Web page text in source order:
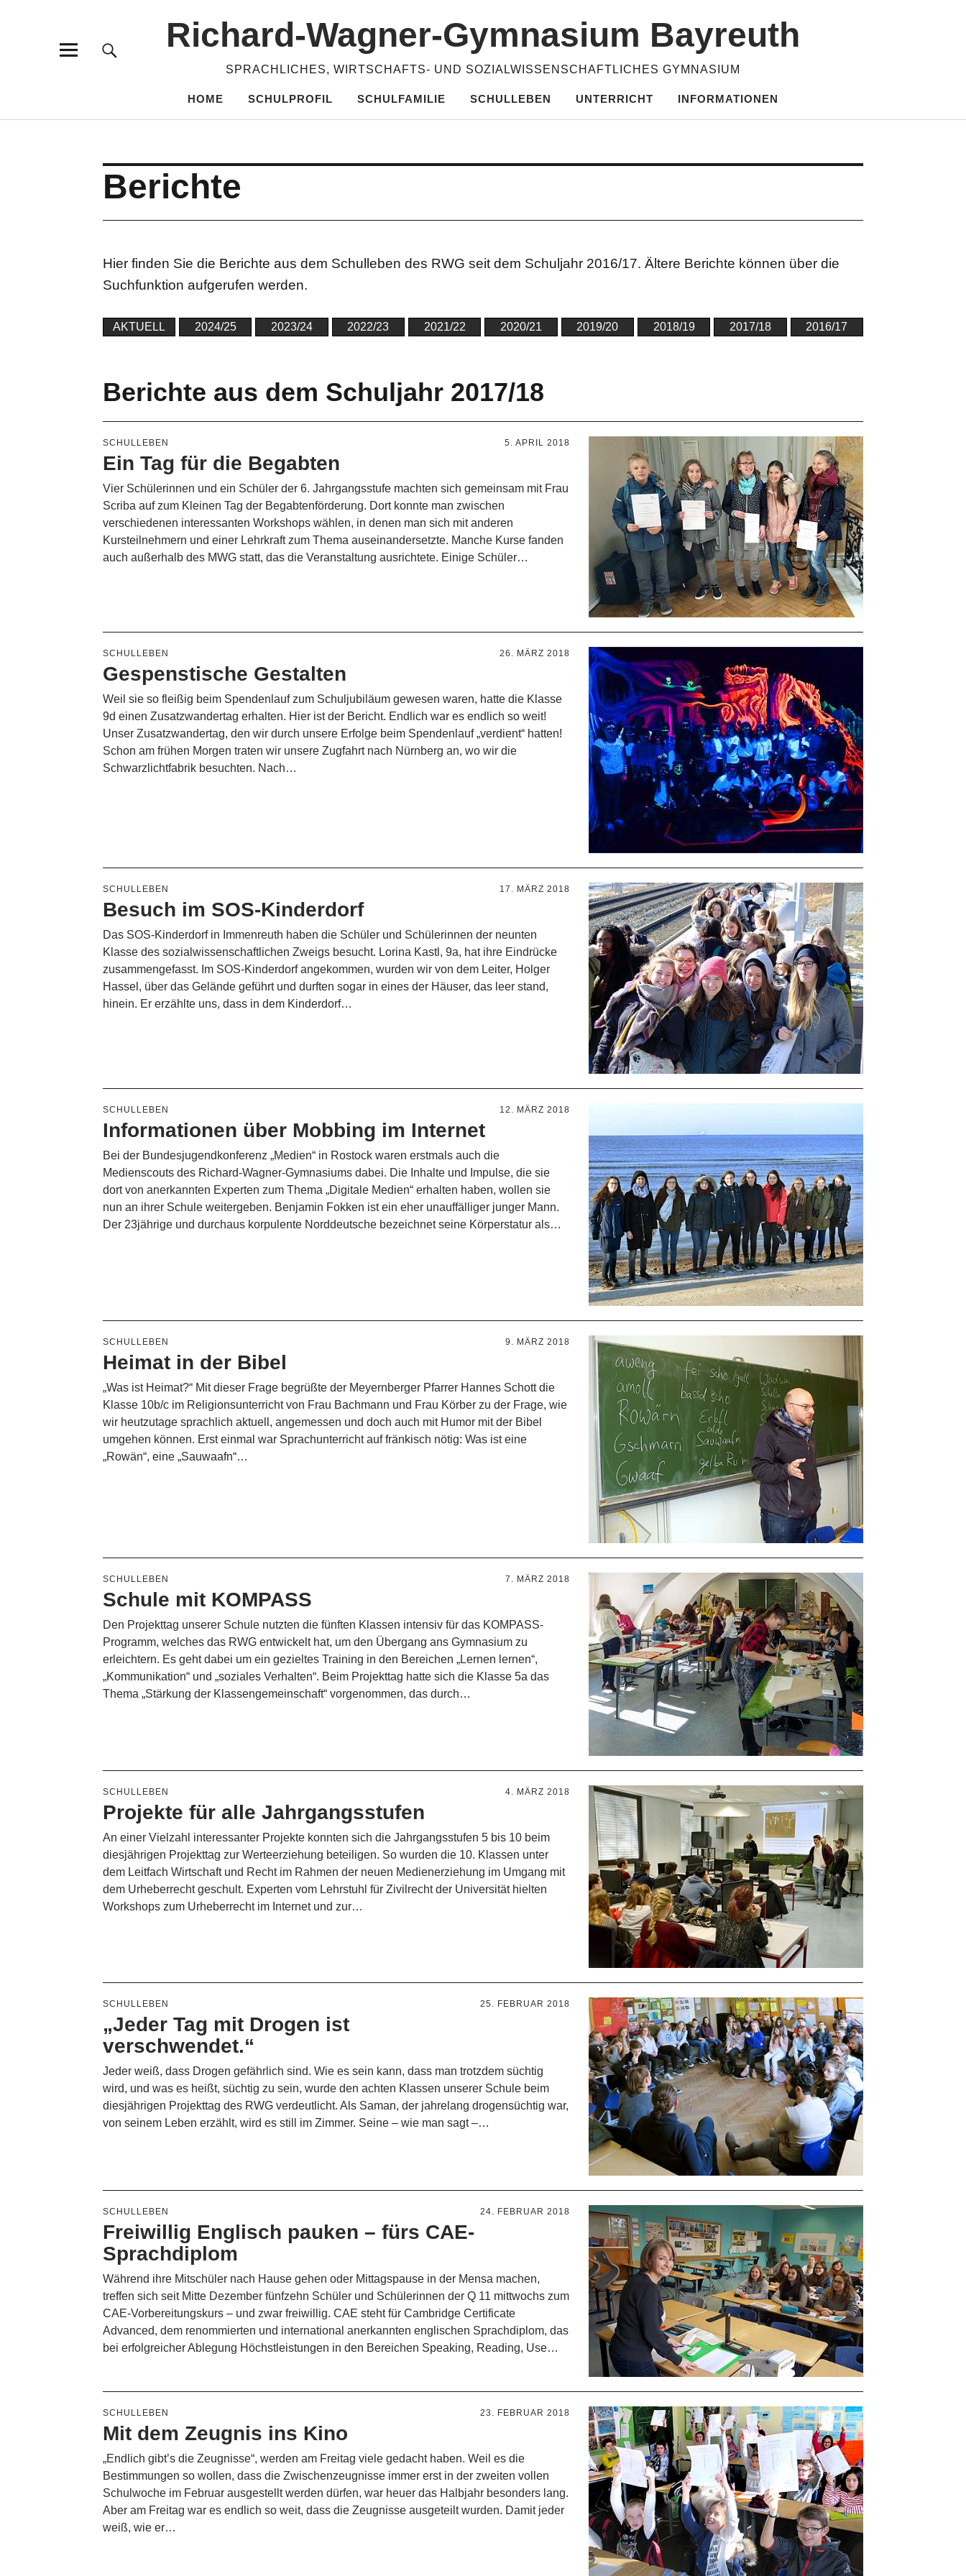
Richard-​​Wagner-​​Gymnasium Bayreuth
SPRACHLICHES, WIRTSCHAFTS- UND SOZIALWISSENSCHAFTLICHES GYMNASIUM
HOME SCHULPROFIL SCHULFAMILIE SCHULLEBEN UNTERRICHT INFORMATIONEN
Berichte
Hier finden Sie die Berichte aus dem Schulleben des RWG seit dem Schuljahr 2016/17. Ältere Berichte können über die
Suchfunktion aufgerufen werden.
AKTUELL 2024/25 2023/24 2022/23 2021/22 2020/21 2019/20 2018/19 2017/18 2016/17
Berichte aus dem Schuljahr 2017/18
SCHULLEBEN 5. APRIL 2018
Ein Tag für die Begabten
Vier Schülerinnen und ein Schüler der 6. Jahrgangsstufe machten sich gemeinsam mit Frau
Scriba auf zum Kleinen Tag der Begabtenförderung. Dort konnte man zwischen
verschiedenen interessanten Workshops wählen, in denen man sich mit anderen
Kursteilnehmern und einer Lehrkraft zum Thema auseinandersetzte. Manche Kurse fanden
auch außerhalb des MWG statt, das die Veranstaltung ausrichtete. Einige Schüler…
SCHULLEBEN 26. MÄRZ 2018
Gespenstische Gestalten
Weil sie so fleißig beim Spendenlauf zum Schuljubiläum gewesen waren, hatte die Klasse
9d einen Zusatzwandertag erhalten. Hier ist der Bericht. Endlich war es endlich so weit!
Unser Zusatzwandertag, den wir durch unsere Erfolge beim Spendenlauf „verdient“ hatten!
Schon am frühen Morgen traten wir unsere Zugfahrt nach Nürnberg an, wo wir die
Schwarzlichtfabrik besuchten. Nach…
SCHULLEBEN 17. MÄRZ 2018
Besuch im SOS-Kinderdorf
Das SOS-Kinderdorf in Immenreuth haben die Schüler und Schülerinnen der neunten
Klasse des sozialwissenschaftlichen Zweigs besucht. Lorina Kastl, 9a, hat ihre Eindrücke
zusammengefasst. Im SOS-Kinderdorf angekommen, wurden wir von dem Leiter, Holger
Hassel, über das Gelände geführt und durften sogar in eines der Häuser, das leer stand,
hinein. Er erzählte uns, dass in dem Kinderdorf…
SCHULLEBEN 12. MÄRZ 2018
Informationen über Mobbing im Internet
Bei der Bundesjugendkonferenz „Medien“ in Rostock waren erstmals auch die
Medienscouts des Richard-Wagner-Gymnasiums dabei. Die Inhalte und Impulse, die sie
dort von anerkannten Experten zum Thema „Digitale Medien“ erhalten haben, wollen sie
nun an ihrer Schule weitergeben. Benjamin Fokken ist ein eher unauffälliger junger Mann.
Der 23jährige und durchaus korpulente Norddeutsche bezeichnet seine Körperstatur als…
SCHULLEBEN 9. MÄRZ 2018
Heimat in der Bibel
„Was ist Heimat?“ Mit dieser Frage begrüßte der Meyernberger Pfarrer Hannes Schott die
Klasse 10b/c im Religionsunterricht von Frau Bachmann und Frau Körber zu der Frage, wie
wir heutzutage sprachlich aktuell, angemessen und doch auch mit Humor mit der Bibel
umgehen können. Erst einmal war Sprachunterricht auf fränkisch nötig: Was ist eine
„Rowän“, eine „Sauwaafn“…
SCHULLEBEN 7. MÄRZ 2018
Schule mit KOMPASS
Den Projekttag unserer Schule nutzten die fünften Klassen intensiv für das KOMPASS-
Programm, welches das RWG entwickelt hat, um den Übergang ans Gymnasium zu
erleichtern. Es geht dabei um ein gezieltes Training in den Bereichen „Lernen lernen“,
„Kommunikation“ und „soziales Verhalten“. Beim Projekttag hatte sich die Klasse 5a das
Thema „Stärkung der Klassengemeinschaft“ vorgenommen, das durch…
SCHULLEBEN 4. MÄRZ 2018
Projekte für alle Jahrgangsstufen
An einer Vielzahl interessanter Projekte konnten sich die Jahrgangsstufen 5 bis 10 beim
diesjährigen Projekttag zur Werteerziehung beteiligen. So wurden die 10. Klassen unter
dem Leitfach Wirtschaft und Recht im Rahmen der neuen Medienerziehung im Umgang mit
dem Urheberrecht geschult. Experten vom Lehrstuhl für Zivilrecht der Universität hielten
Workshops zum Urheberrecht im Internet und zur…
SCHULLEBEN 25. FEBRUAR 2018
„Jeder Tag mit Drogen ist
verschwendet.“
Jeder weiß, dass Drogen gefährlich sind. Wie es sein kann, dass man trotzdem süchtig
wird, und was es heißt, süchtig zu sein, wurde den achten Klassen unserer Schule beim
diesjährigen Projekttag des RWG verdeutlicht. Als Saman, der jahrelang drogensüchtig war,
von seinem Leben erzählt, wird es still im Zimmer. Seine – wie man sagt –…
SCHULLEBEN 24. FEBRUAR 2018
Freiwillig Englisch pauken – fürs CAE-
Sprachdiplom
Während ihre Mitschüler nach Hause gehen oder Mittagspause in der Mensa machen,
treffen sich seit Mitte Dezember fünfzehn Schüler und Schülerinnen der Q 11 mittwochs zum
CAE-Vorbereitungskurs – und zwar freiwillig. CAE steht für Cambridge Certificate
Advanced, dem renommierten und international anerkannten englischen Sprachdiplom, das
bei erfolgreicher Ablegung Höchstleistungen in den Bereichen Speaking, Reading, Use…
SCHULLEBEN 23. FEBRUAR 2018
Mit dem Zeugnis ins Kino
„Endlich gibt’s die Zeugnisse“, werden am Freitag viele gedacht haben. Weil es die
Bestimmungen so wollen, dass die Zwischenzeugnisse immer erst in der zweiten vollen
Schulwoche im Februar ausgestellt werden dürfen, war heuer das Halbjahr besonders lang.
Aber am Freitag war es endlich so weit, dass die Zeugnisse ausgeteilt wurden. Damit jeder
weiß, wie er…